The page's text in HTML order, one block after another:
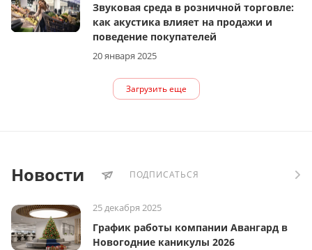
20 января 2025
Звуковая среда в розничной торговле:
как акустика влияет на продажи и
поведение покупателей
Загрузить еще
Новости ПОДПИСАТЬСЯ
25 декабря 2025
График работы компании Авангард в
Новогодние каникулы 2026